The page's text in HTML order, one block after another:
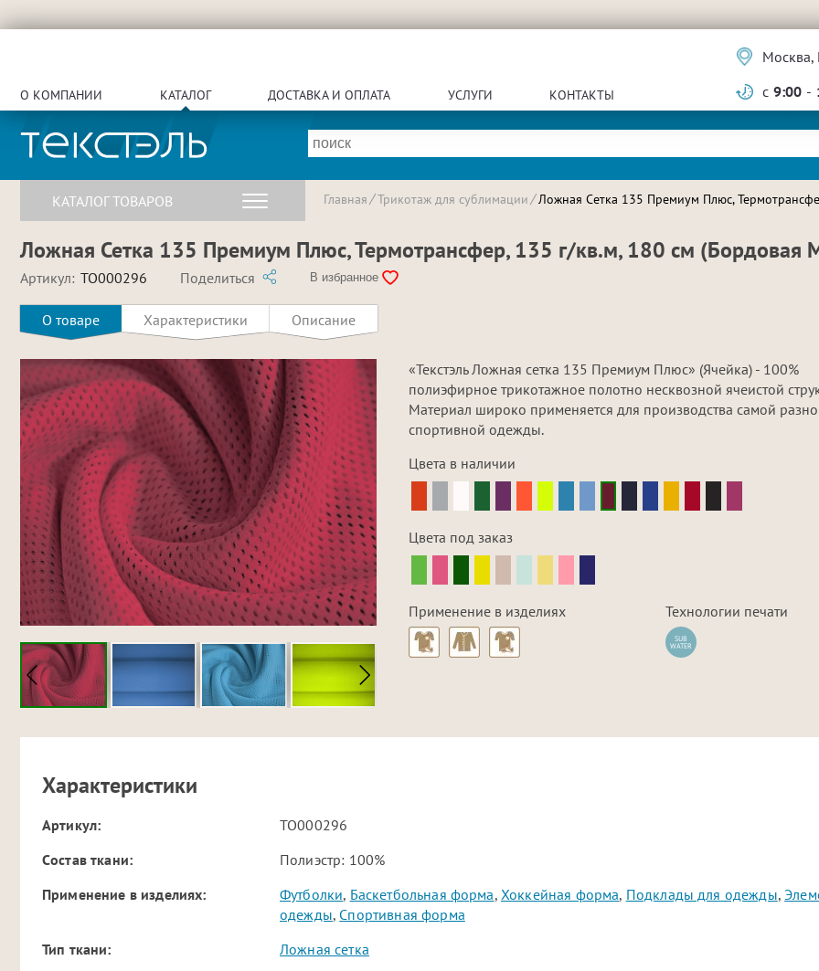
О КОМПАНИИ КАТАЛОГ ДОСТАВКА И ОПЛАТА УСЛУГИ КОНТАКТЫ
Москва,
с 9:00 -
КАТАЛОГ ТОВАРОВ Главная Трикотаж для сублимации Ложная Сетка 135 Премиум Плюс,
Ложная Сетка 135 Премиум Плюс, Термотрансфер, 135 г/кв.м, 180 см (Бордовая
Артикул: TO000296 Поделиться В избранное
О товаре Характеристики Описание
«Текстэль Ложная сетка 135 Премиум Плюс» (Ячейка) - 100%
полиэфирное трикотажное полотно несквозной ячеистой
Материал широко применяется для производства самой
спортивной одежды.
Цвета в наличии
Цвета под заказ
Применение в изделиях Технологии печати
SUB
WATER
Характеристики
Артикул:
TO000296
Cостав ткани:
Полиэстр: 100%
Применение в изделиях:
Футболки, Баскетбольная форма, Хоккейная форма, Подклады для одежды,
одежды, Спортивная форма
Тип ткани:
Ложная сетка